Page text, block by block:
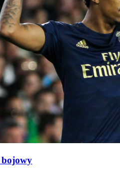
bojowy